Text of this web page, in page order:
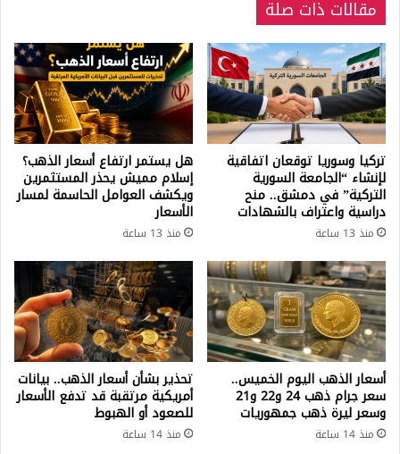
اليوم
السبت
مقالات ذات صلة
تركيا وسوريا توقعان اتفاقية
لإنشاء “الجامعة السورية
التركية” في دمشق.. منح
دراسية واعتراف بالشهادات
منذ 13 ساعة
هل يستمر ارتفاع أسعار الذهب؟
إسلام مميش يحذر المستثمرين
ويكشف العوامل الحاسمة لمسار
الأسعار
منذ 13 ساعة
أسعار الذهب اليوم الخميس..
سعر جرام ذهب 24 و22 و21
وسعر ليرة ذهب جمهوريات
منذ 14 ساعة
تحذير بشأن أسعار الذهب.. بيانات
أمريكية مرتقبة قد تدفع الأسعار
للصعود أو الهبوط
منذ 14 ساعة